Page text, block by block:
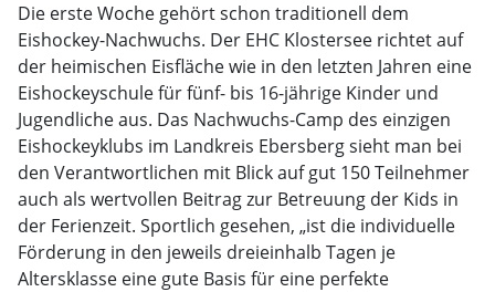
Die erste Woche gehört schon traditionell dem
Eishockey-Nachwuchs. Der EHC Klostersee richtet auf
der heimischen Eisfläche wie in den letzten Jahren eine
Eishockeyschule für fünf- bis 16-jährige Kinder und
Jugendliche aus. Das Nachwuchs-Camp des einzigen
Eishockeyklubs im Landkreis Ebersberg sieht man bei
den Verantwortlichen mit Blick auf gut 150 Teilnehmer
auch als wertvollen Beitrag zur Betreuung der Kids in
der Ferienzeit. Sportlich gesehen, „ist die individuelle
Förderung in den jeweils dreieinhalb Tagen je
Altersklasse eine gute Basis für eine perfekte